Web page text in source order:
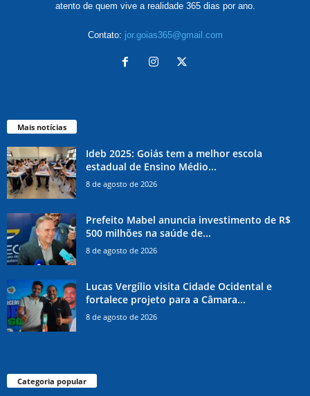
atento de quem vive a realidade 365 dias por ano.
Contato: jor.goias365@gmail.com
Mais notícias
Ideb 2025: Goiás tem a melhor escola
estadual de Ensino Médio...
8 de agosto de 2026
Prefeito Mabel anuncia investimento de R$
500 milhões na saúde de...
8 de agosto de 2026
Lucas Vergílio visita Cidade Ocidental e
fortalece projeto para a Câmara...
8 de agosto de 2026
Categoria popular